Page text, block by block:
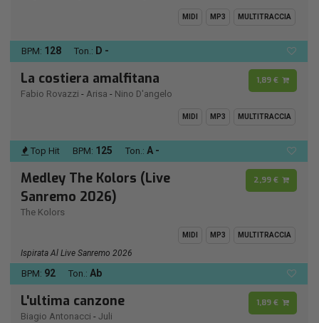
MIDI MP3 MULTITRACCIA
BPM: 128 Ton.: D -
La costiera amalfitana
Fabio Rovazzi - Arisa - Nino D'angelo
1,89 €
MIDI MP3 MULTITRACCIA
Top Hit BPM: 125 Ton.: A -
Medley The Kolors (Live
Sanremo 2026)
The Kolors
2,99 €
MIDI MP3 MULTITRACCIA
Ispirata Al Live Sanremo 2026
BPM: 92 Ton.: Ab
L'ultima canzone
Biagio Antonacci - Juli
1,89 €